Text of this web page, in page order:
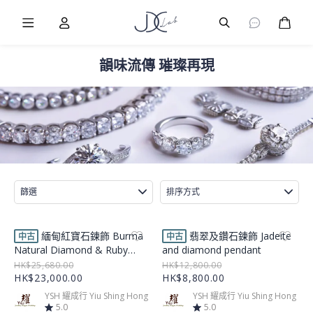
韻味流傳 璀璨再現
篩選 排序方式
Product Image
中古 緬甸紅寶石鍊飾 Burma
Natural Diamond & Ruby
Pendant ( Custom made)
HK$25,680.00
HK$23,000.00
YSH 耀成行 Yiu Shing Hong
5.0
Product Image
中古 翡翠及鑽石鍊飾 Jadeite
and diamond pendant
HK$12,800.00
HK$8,800.00
YSH 耀成行 Yiu Shing Hong
5.0
Burger Menu
User Burger Menu購物